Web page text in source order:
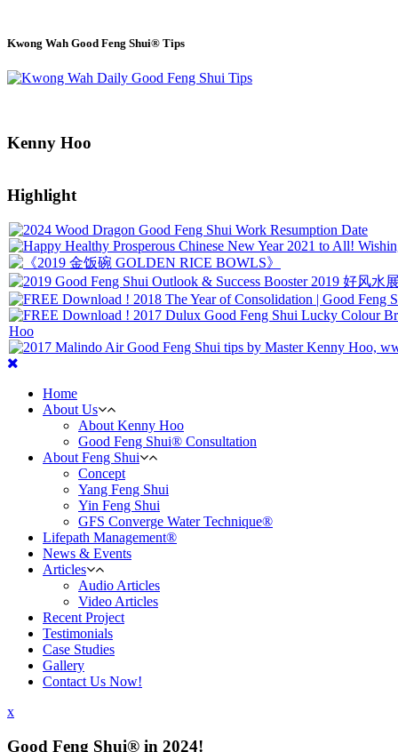
Kwong Wah Good Feng Shui® Tips
Kenny Hoo
Highlight
Home
About Us
About Kenny Hoo
Good Feng Shui® Consultation
About Feng Shui
Concept
Yang Feng Shui
Yin Feng Shui
GFS Converge Water Technique®
Lifepath Management®
News & Events
Articles
Audio Articles
Video Articles
Recent Project
Testimonials
Case Studies
Gallery
Contact Us Now!
x
Good Feng Shui® in 2024!